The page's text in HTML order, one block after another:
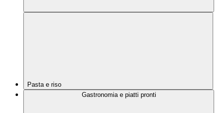
Pasta e riso
Gastronomia e piatti pronti